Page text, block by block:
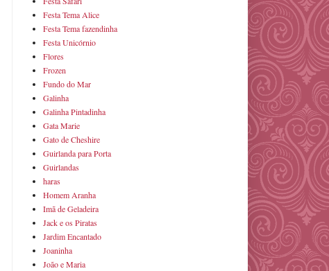
Festa Tema Alice
Festa Tema fazendinha
Festa Unicórnio
Flores
Frozen
Fundo do Mar
Galinha
Galinha Pintadinha
Gata Marie
Gato de Cheshire
Guirlanda para Porta
Guirlandas
haras
Homem Aranha
Imã de Geladeira
Jack e os Piratas
Jardim Encantado
Joaninha
João e Maria